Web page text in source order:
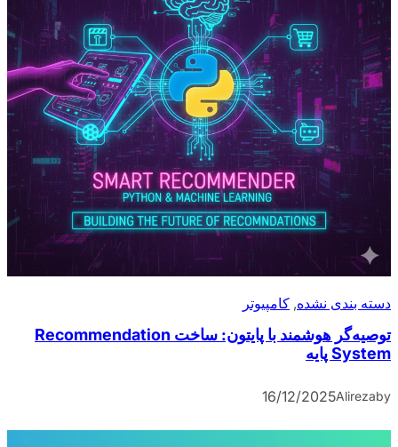
دسته بندی نشده, کامپیوتر
توصیه‌گر هوشمند با پایتون: ساخت Recommendation
System پایه
by
Alireza
16/12/2025